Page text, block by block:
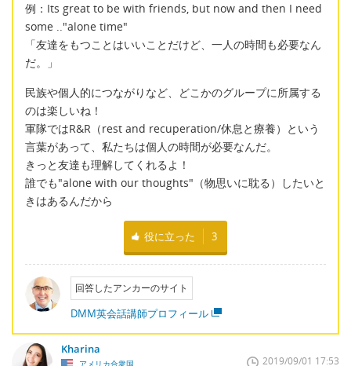
例：Its great to be with friends, but now and then I need
some .."alone time"
「友達をもつことはいいことだけど、一人の時間も必要なん
だ。」
民族や個人的につながりなど、どこかのグループに所属する
のは楽しいね！
軍隊ではR&R（rest and recuperation/休息と療養）という
言葉があって、私たちは個人の時間が必要なんだ。
きっと友達も理解してくれるよ！
誰でも"alone with our thoughts"（物思いに耽る）したいと
きはあるんだから
役に立った 3
回答したアンカーのサイト
DMM英会話講師プロフィール
Kharina
2019/09/01 17:53